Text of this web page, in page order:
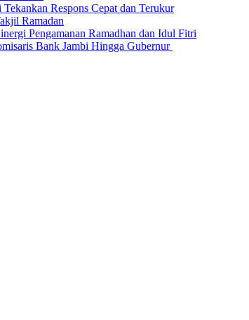
Respons Cepat dan Terukur
Ramadan
Pengamanan Ramadhan dan Idul Fitri
Bank Jambi Hingga Gubernur